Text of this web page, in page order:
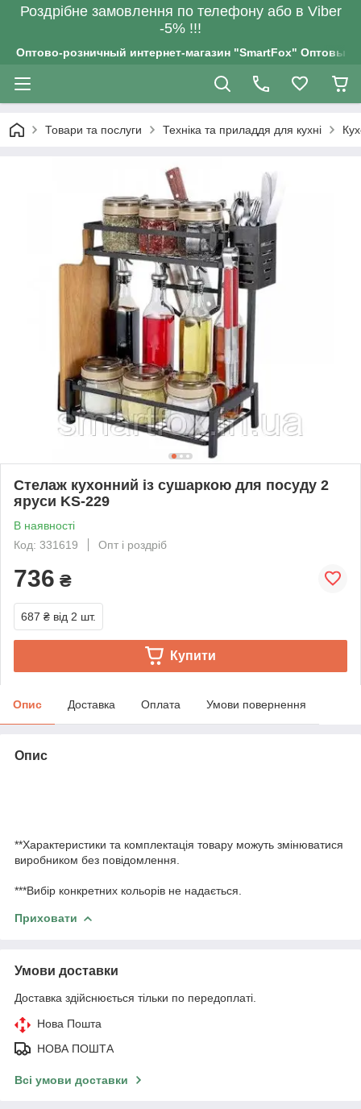
Роздрiбне замовлення по телефону або в Viber
-5% !!!
Оптово-розничный интернет-магазин "SmartFox" Оптовым
Товари та послуги Техніка та приладдя для кухні
Стелаж кухонний із сушаркою для посуду 2
яруси KS-229
В наявності
Код: 331619
Опт і роздріб
736 ₴
687 ₴ від 2 шт.
Купити
Опис Доставка Оплата Умови повернення
Опис
**Характеристики та комплектація товару можуть змінюватися
виробником без повідомлення.
***Вибір конкретних кольорів не надається.
Приховати
Умови доставки
Доставка здійснюється тільки по передоплаті.
Нова Пошта
НОВА ПОШТА
Всі умови доставки